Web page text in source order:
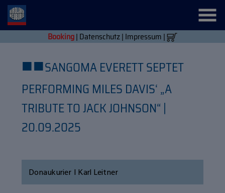
Booking| Datenschutz| Impressum |
■■SANGOMA EVERETT SEPTET
PERFORMING MILES DAVIS‘ „A
TRIBUTE TO JACK JOHNSON“ |
20.09.2025
Donaukurier | Karl Leitner